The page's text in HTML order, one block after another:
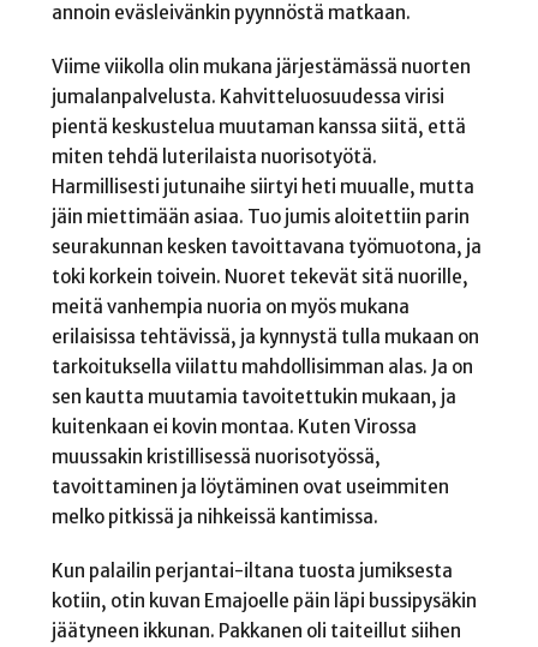
annoin eväsleivänkin pyynnöstä matkaan.
Viime viikolla olin mukana järjestämässä nuorten
jumalanpalvelusta. Kahvitteluosuudessa virisi
pientä keskustelua muutaman kanssa siitä, että
miten tehdä luterilaista nuorisotyötä.
Harmillisesti jutunaihe siirtyi heti muualle, mutta
jäin miettimään asiaa. Tuo jumis aloitettiin parin
seurakunnan kesken tavoittavana työmuotona, ja
toki korkein toivein. Nuoret tekevät sitä nuorille,
meitä vanhempia nuoria on myös mukana
erilaisissa tehtävissä, ja kynnystä tulla mukaan on
tarkoituksella viilattu mahdollisimman alas. Ja on
sen kautta muutamia tavoitettukin mukaan, ja
kuitenkaan ei kovin montaa. Kuten Virossa
muussakin kristillisessä nuorisotyössä,
tavoittaminen ja löytäminen ovat useimmiten
melko pitkissä ja nihkeissä kantimissa.
Kun palailin perjantai-iltana tuosta jumiksesta
kotiin, otin kuvan Emajoelle päin läpi bussipysäkin
jäätyneen ikkunan. Pakkanen oli taiteillut siihen